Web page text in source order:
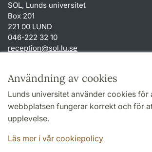
Användning av cookies
Lunds universitet använder cookies för
webbplatsen fungerar korrekt och för
upplevelse.
Läs mer i vår cookiepolicy
SOL, Lunds universitet
Box 201
221 00 LUND
046-222 32 10
reception@sol.lu.se
Genvägar
Om webbplatsen och cookies
Behandling av personuppgifter
Tillgänglighetsredogörelse